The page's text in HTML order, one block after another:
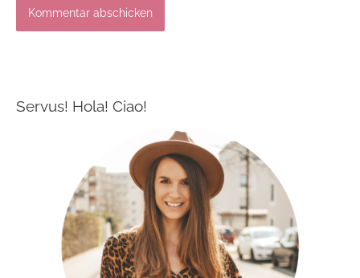
Servus! Hola! Ciao!